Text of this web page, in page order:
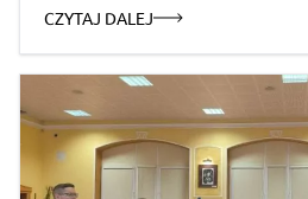
Божої слави і добра Української
вітання з нагоди 90-ліття від […]
CZYTAJ DALEJ